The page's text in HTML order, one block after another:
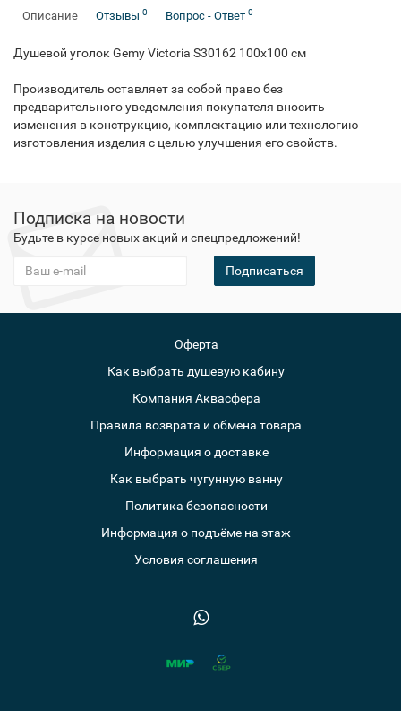
Описание Отзывы 0 Вопрос - Ответ 0
Душевой уголок Gemy Victoria S30162 100x100 см
Производитель оставляет за собой право без
предварительного уведомления покупателя вносить
изменения в конструкцию, комплектацию или технологию
изготовления изделия с целью улучшения его свойств.
Подписка на новости
Будьте в курсе новых акций и спецпредложений!
Подписаться
Оферта
Как выбрать душевую кабину
Компания Аквасфера
Правила возврата и обмена товара
Информация о доставке
Как выбрать чугунную ванну
Политика безопасности
Информация о подъёме на этаж
Условия соглашения